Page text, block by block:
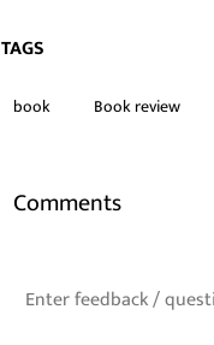
TAGS
book Book review
Comments